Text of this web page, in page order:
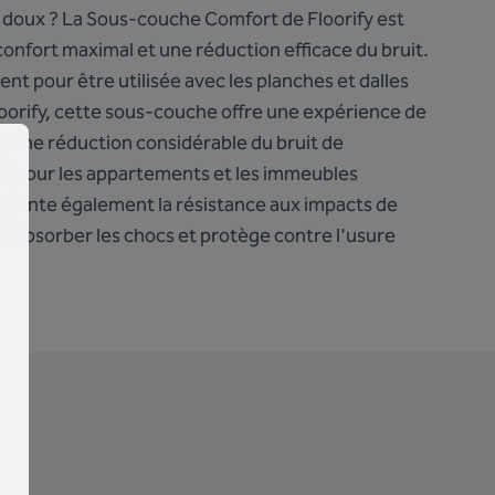
? La Sous-couche Comfort de Floorify est
maximal et une réduction efficace du bruit.
pour être utilisée avec les planches et dalles
cette sous-couche offre une expérience de
une réduction considérable du bruit de
pour les appartements et les immeubles
également la résistance aux impacts de
à absorber les chocs et protège contre l'usure